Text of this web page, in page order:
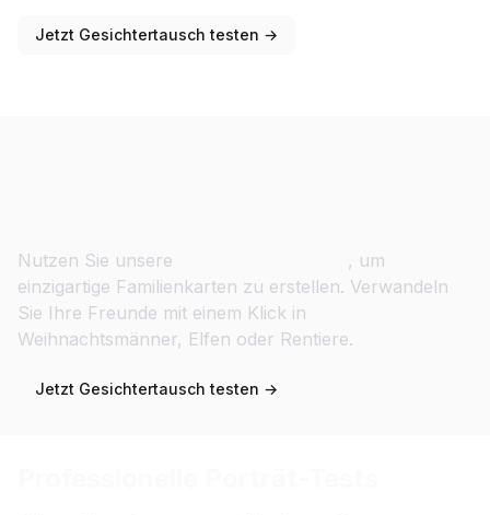
Jetzt Gesichtertausch testen →
Nutzen Sie unsere
, um
einzigartige Familienkarten zu erstellen. Verwandeln
Sie Ihre Freunde mit einem Klick in
Weihnachtsmänner, Elfen oder Rentiere.
Jetzt Gesichtertausch testen →